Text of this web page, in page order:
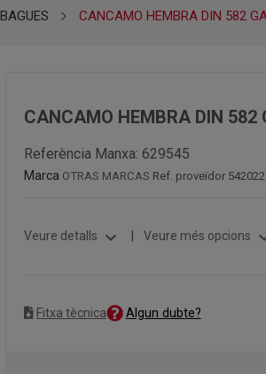
BAGUES CANCAMO HEMBRA DIN 582
CANCAMO HEMBRA DIN 582
Referència Manxa: 629545
Marca OTRAS MARCAS Ref. proveïdor 542022
Veure detalls expand_more Veure més opcions
Fitxa tècnica Algun dubte?